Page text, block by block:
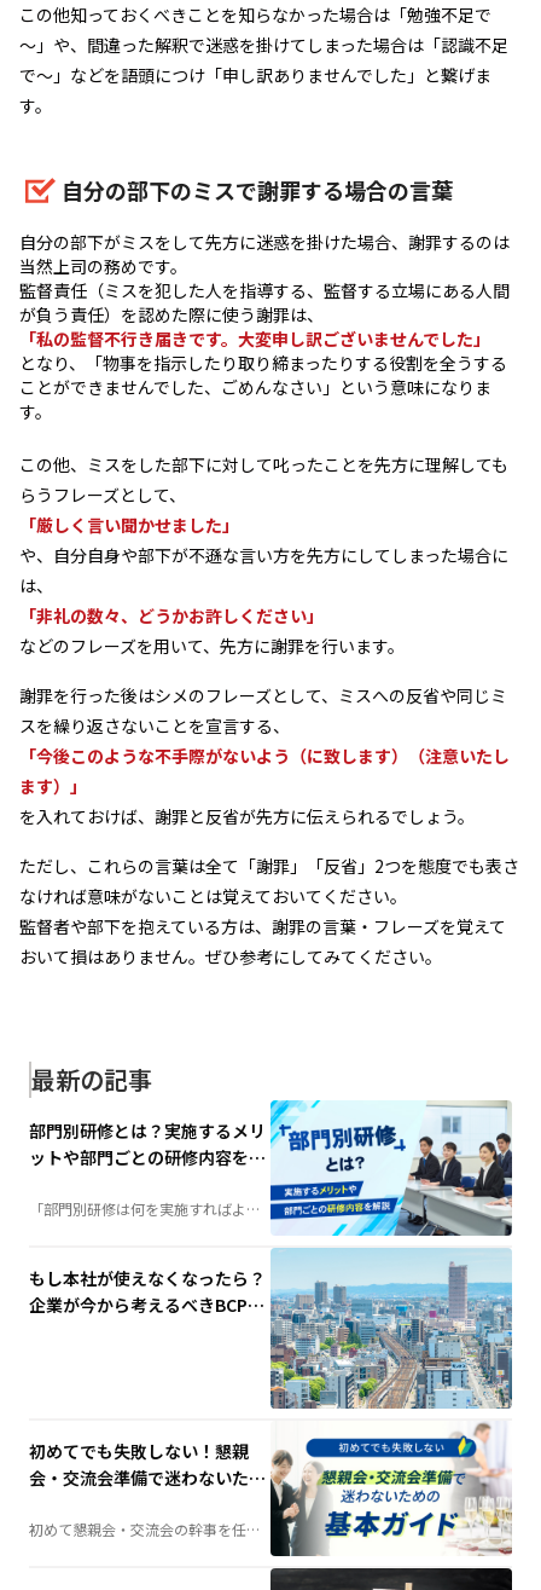
この他知っておくべきことを知らなかった場合は「勉強不足で
～」や、間違った解釈で迷惑を掛けてしまった場合は「認識不足
で～」などを語頭につけ「申し訳ありませんでした」と繋げま
す。
自分の部下のミスで謝罪する場合の言葉
自分の部下がミスをして先方に迷惑を掛けた場合、謝罪するのは
当然上司の務めです。
監督責任（ミスを犯した人を指導する、監督する立場にある人間
が負う責任）を認めた際に使う謝罪は、
「私の監督不行き届きです。大変申し訳ございませんでした」
となり、「物事を指示したり取り締まったりする役割を全うする
ことができませんでした、ごめんなさい」という意味になりま
す。
この他、ミスをした部下に対して叱ったことを先方に理解しても
らうフレーズとして、
「厳しく言い聞かせました」
や、自分自身や部下が不遜な言い方を先方にしてしまった場合に
は、
「非礼の数々、どうかお許しください」
などのフレーズを用いて、先方に謝罪を行います。
謝罪を行った後はシメのフレーズとして、ミスへの反省や同じミ
スを繰り返さないことを宣言する、
「今後このような不手際がないよう（に致します）（注意いたし
ます）」
を入れておけば、謝罪と反省が先方に伝えられるでしょう。
ただし、これらの言葉は全て「謝罪」「反省」2つを態度でも表さ
なければ意味がないことは覚えておいてください。
監督者や部下を抱えている方は、謝罪の言葉・フレーズを覚えて
おいて損はありません。ぜひ参考にしてみてください。
最新の記事
部門別研修とは？実施するメリ
ットや部門ごとの研修内容を解
「部門別研修は何を実施すればよ
い？」そんな担当者の疑問を解決。
させるポイントまで、人材育成に役
立つ情報を分かりやすく解説しま
す。
もし本社が使えなくなったら？
企業が今から考えるべきBCP対
初めてでも失敗しない！懇親
会・交流会準備で迷わないため
初めて懇親会・交流会の幹事を任さ
れた方へ。会場選びや予算の考え